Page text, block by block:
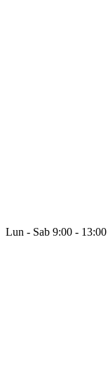
Lun - Sab 9:00 - 13:00